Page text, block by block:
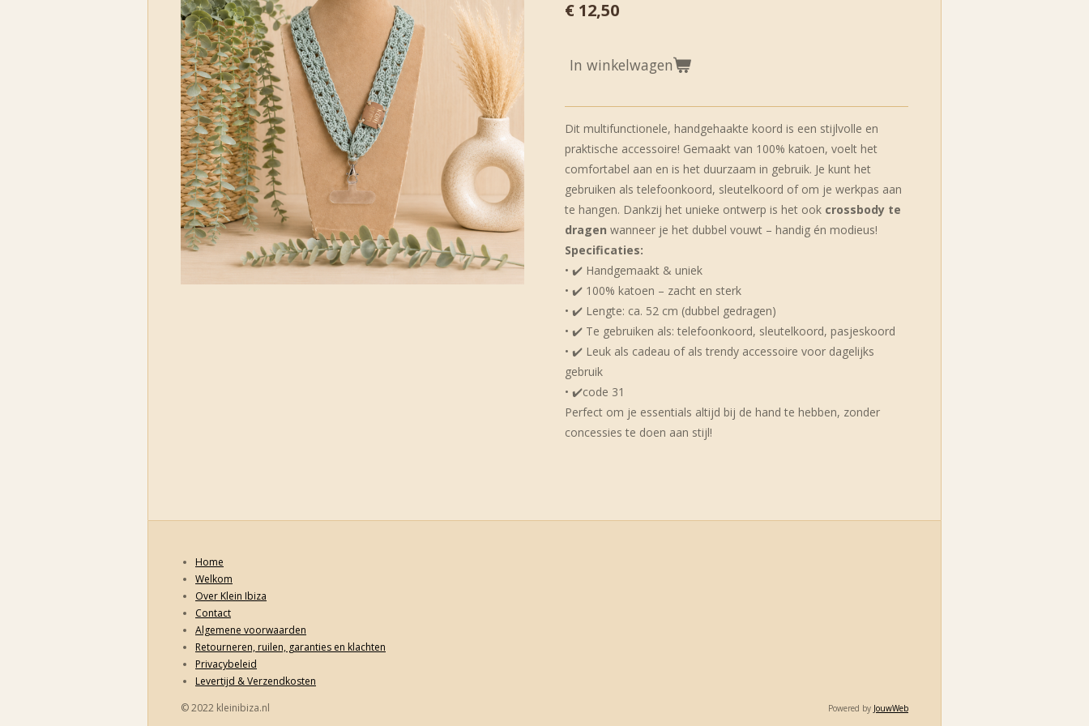
€ 12,50
In winkelwagen
Dit multifunctionele, handgehaakte koord is een stijlvolle en
praktische accessoire! Gemaakt van 100% katoen, voelt het
comfortabel aan en is het duurzaam in gebruik. Je kunt het
gebruiken als telefoonkoord, sleutelkoord of om je werkpas aan
te hangen. Dankzij het unieke ontwerp is het ook crossbody te
dragen wanneer je het dubbel vouwt – handig én modieus!
Specificaties:
• ✔️ Handgemaakt & uniek
• ✔️ 100% katoen – zacht en sterk
• ✔️ Lengte: ca. 52 cm (dubbel gedragen)
• ✔️ Te gebruiken als: telefoonkoord, sleutelkoord, pasjeskoord
• ✔️ Leuk als cadeau of als trendy accessoire voor dagelijks
gebruik
• ✔️code 31
Perfect om je essentials altijd bij de hand te hebben, zonder
concessies te doen aan stijl!
Home
Welkom
Over Klein Ibiza
Contact
Algemene voorwaarden
Retourneren, ruilen, garanties en klachten
Privacybeleid
Levertijd & Verzendkosten
© 2022 kleinibiza.nl
Powered by JouwWeb